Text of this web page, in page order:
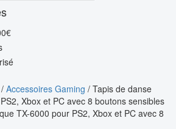
/ Accessoires Gaming / Tapis de danse
Xbox et PC avec 8 boutons sensibles